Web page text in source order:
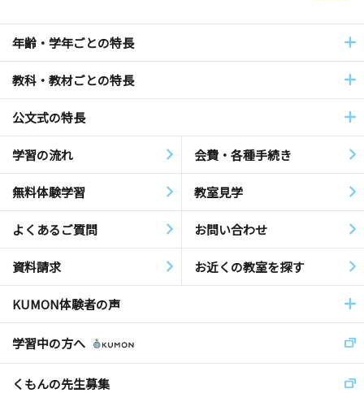
年齢・学年ごとの特長
教科・教材ごとの特長
公文式の特長
学習の流れ 会費・各種手続き
無料体験学習 教室見学
よくあるご質問 お問い合わせ
資料請求 お近くの教室を探す
KUMON体験者の声
学習中の方へ
くもんの先生募集